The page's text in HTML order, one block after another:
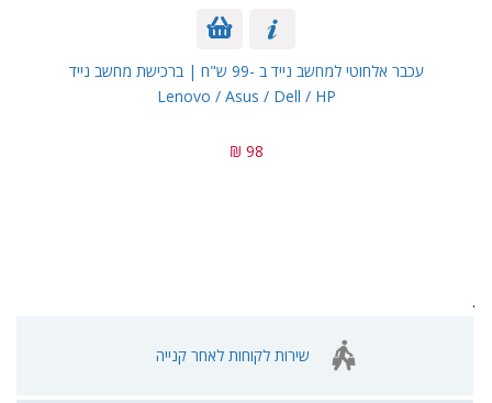
עכבר אלחוטי למחשב נייד ב -99 ש"ח | ברכישת מחשב נייד
Lenovo / Asus / Dell / HP
98 ₪
.
שירות לקוחות לאחר קנייה